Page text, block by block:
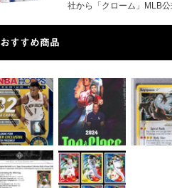
社から「クローム」MLB
おすすめ商品